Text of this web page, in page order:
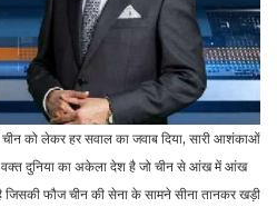
को लेकर हर सवाल का जवाब दिया, सारी आशंकाओं
वक्त दुनिया का अकेला देश है जो चीन से आंख में आंख
जिसकी फौज चीन की सेना के सामने सीना तानकर खड़ी